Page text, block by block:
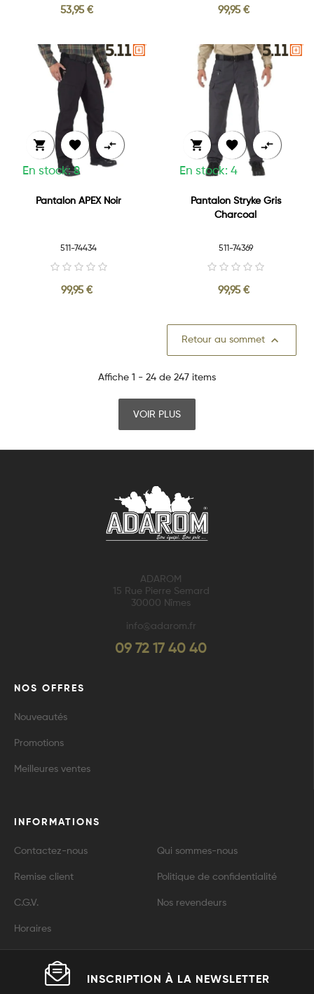
53,95 € 99,95 €
En stock: 8
  
Pantalon APEX Noir
511-74434
99,95 €
En stock: 4
  
Pantalon Stryke Gris
Charcoal
511-74369
99,95 €
Retour au sommet 
Affiche 1 - 24 de 247 items
VOIR PLUS
NOS OFFRES
Nouveautés
Promotions
Meilleures ventes
ADAROM
15 Rue Pierre Semard
30000 Nîmes
info@adarom.fr
09 72 17 40 40
INFORMATIONS
Contactez-nous Qui sommes-nous
Remise client Politique de confidentialité
C.G.V. Nos revendeurs
Horaires
INSCRIPTION À LA NEWSLETTER